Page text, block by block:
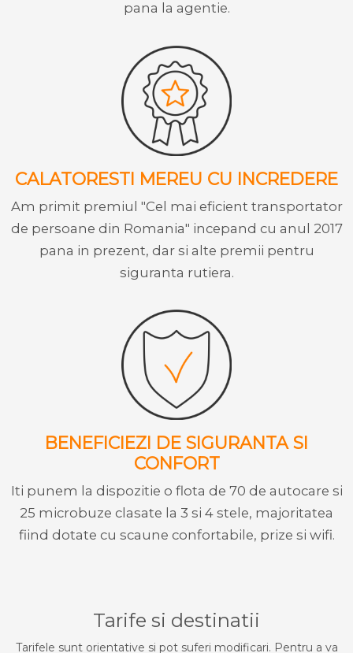
pana la agentie.
CALATORESTI MEREU CU INCREDERE
Am primit premiul "Cel mai eficient transportator
de persoane din Romania" incepand cu anul 2017
pana in prezent, dar si alte premii pentru
siguranta rutiera.
BENEFICIEZI DE SIGURANTA SI
CONFORT
Iti punem la dispozitie o flota de 70 de autocare si
25 microbuze clasate la 3 si 4 stele, majoritatea
fiind dotate cu scaune confortabile, prize si wifi.
Tarife si destinatii
Tarifele sunt orientative si pot suferi modificari. Pentru a va